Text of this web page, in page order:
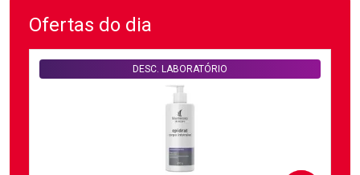
Ofertas do dia
DESC. LABORATÓRIO